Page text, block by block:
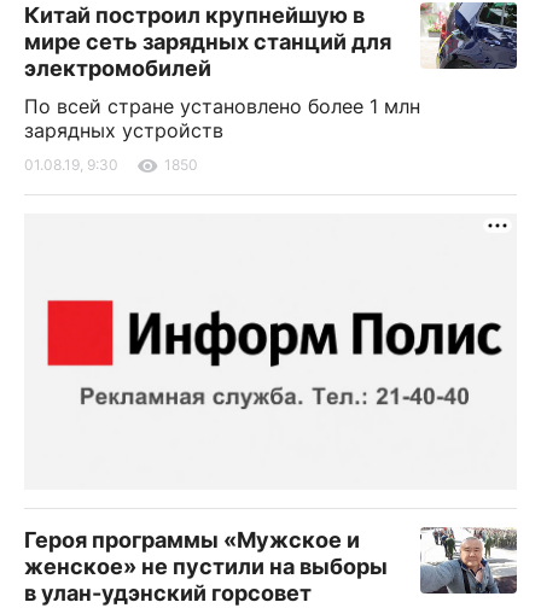
Китай построил крупнейшую в
мире сеть зарядных станций для
электромобилей
По всей стране установлено более 1 млн
зарядных устройств
01.08.19, 9:30 1850
Героя программы «Мужское и
женское» не пустили на выборы
в улан-удэнский горсовет